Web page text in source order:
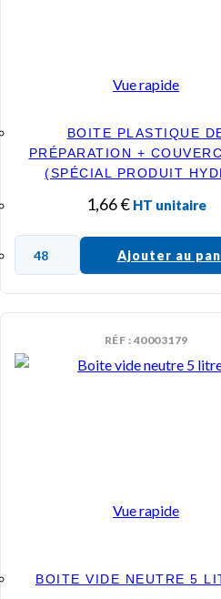
Vue rapide
BOITE PLASTIQUE
PRÉPARATION +
(SPÉCIAL PRODUIT
1,66€ HT unitaire
Ajouter au
RÉF : 40003179
Vue rapide
BOITE VIDE NEUTRE 5